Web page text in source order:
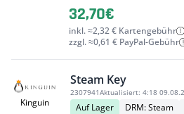
32,70€
inkl. ≈2,32 € Kartengebühr
zzgl. ≈0,61 € PayPal-Gebühr
Kinguin
Steam Key
2307941Aktualisiert: 4:18
Auf Lager DRM: Steam